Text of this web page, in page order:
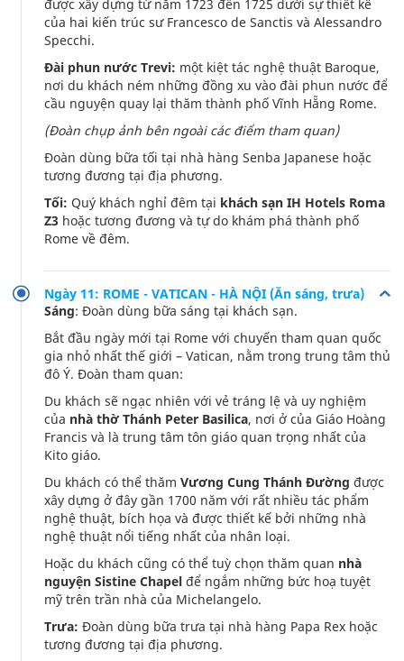
được xây dựng từ năm 1723 đến 1725 dưới sự thiết kế
của hai kiến trúc sư Francesco de Sanctis và Alessandro
Specchi.
Đài phun nước Trevi: một kiệt tác nghệ thuật Baroque,
nơi du khách ném những đồng xu vào đài phun nước để
cầu nguyện quay lại thăm thành phố Vĩnh Hẵng Rome.
(Đoàn chụp ảnh bên ngoài các điểm tham quan)
Đoàn dùng bữa tối tại nhà hàng Senba Japanese hoặc
tương đương tại địa phương.
Tối: Quý khách nghỉ đêm tại khách sạn IH Hotels Roma
Z3 hoặc tương đương và tự do khám phá thành phố
Rome về đêm.
Ngày 11: ROME - VATICAN - HÀ NỘI (Ăn sáng, trưa)
Sáng: Đoàn dùng bữa sáng tại khách sạn.
Bắt đầu ngày mới tại Rome với chuyến tham quan quốc
gia nhỏ nhất thế giới – Vatican, nằm trong trung tâm thủ
đô Ý. Đoàn tham quan:
Du khách sẽ ngạc nhiên với vẻ tráng lệ và uy nghiệm
của nhà thờ Thánh Peter Basilica, nơi ở của Giáo Hoàng
Francis và là trung tâm tôn giáo quan trọng nhất của
Kito giáo.
Du khách có thể thăm Vương Cung Thánh Đường được
xây dựng ở đây gần 1700 năm với rất nhiều tác phẩm
nghệ thuật, bích họa và được thiết kế bởi những nhà
nghệ thuật nổi tiếng nhất của nhân loại.
Hoặc du khách cũng có thể tuỳ chọn thăm quan nhà
nguyện Sistine Chapel để ngắm những bức hoạ tuyệt
mỹ trên trần nhà của Michelangelo.
Trưa: Đoàn dùng bữa trưa tại nhà hàng Papa Rex hoặc
tương đương tại địa phương.